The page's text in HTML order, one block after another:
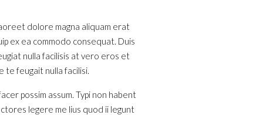
dolore magna aliquam erat
ex ea commodo consequat. Duis
nulla facilisis at vero eros et
te feugait nulla facilisi.
possim assum. Typi non habent
legere me lius quod ii legunt